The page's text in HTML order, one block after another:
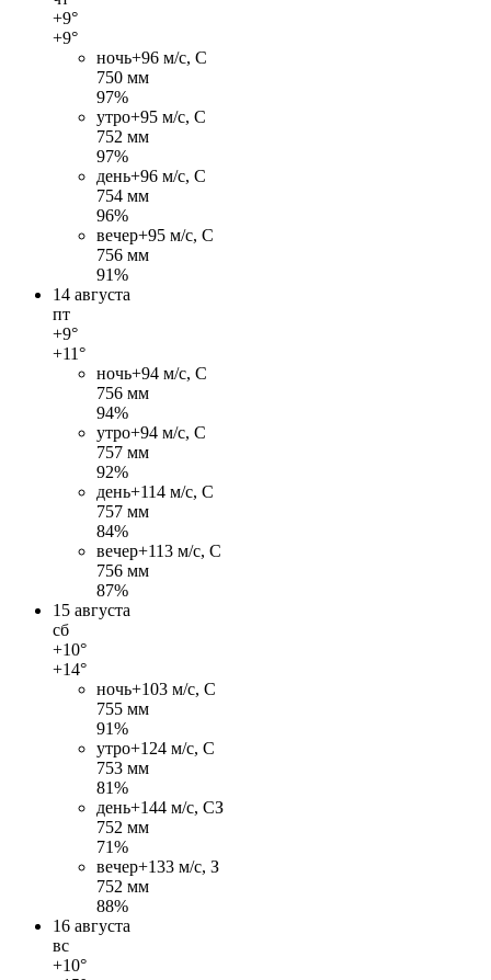
+9°
+9°
ночь+96 м/c, С
750 мм
97%
утро+95 м/c, С
752 мм
97%
день+96 м/c, С
754 мм
96%
вечер+95 м/c, С
756 мм
91%
14 августа
пт
+9°
+11°
ночь+94 м/c, С
756 мм
94%
утро+94 м/c, С
757 мм
92%
день+114 м/c, С
757 мм
84%
вечер+113 м/c, С
756 мм
87%
15 августа
сб
+10°
+14°
ночь+103 м/c, С
755 мм
91%
утро+124 м/c, С
753 мм
81%
день+144 м/c, СЗ
752 мм
71%
вечер+133 м/c, З
752 мм
88%
16 августа
вс
+10°